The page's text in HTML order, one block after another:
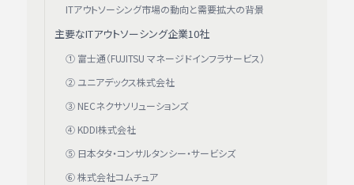
ITアウトソーシング市場の動向と需要拡大の背景
主要なITアウトソーシング企業10社
① 富士通（FUJITSU マネージドインフラサービス）
② ユニアデックス株式会社
③ NECネクサソリューションズ
④ KDDI株式会社
⑤ 日本タタ・コンサルタンシー・サービシズ
⑥ 株式会社コムチュア